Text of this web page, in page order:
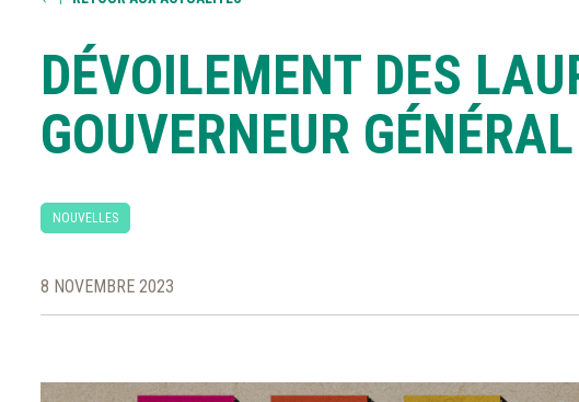
DÉVOILEMENT DES
GOUVERNEUR
NOUVELLES
8 NOVEMBRE 2023